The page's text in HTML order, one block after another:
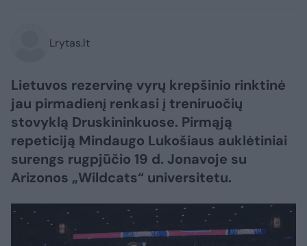
Lrytas.lt
Lietuvos rezervinę vyrų krepšinio rinktinė
jau pirmadienį renkasi į treniruočių
stovyklą Druskininkuose. Pirmąją
repeticiją Mindaugo Lukošiaus auklėtiniai
surengs rugpjūčio 19 d. Jonavoje su
Arizonos „Wildcats“ universitetu.